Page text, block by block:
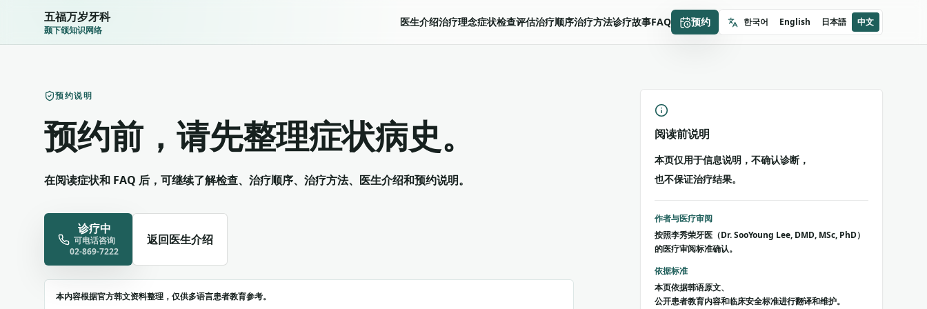
五福万岁牙科
颞下颌知识网络
医生介绍治疗理念症状检查评估治疗顺序治疗方法诊疗故事FAQ 预约 한국어 English 日本語 中文
预约说明
预约前，请先整理症状病史。
在阅读症状和 FAQ 后，可继续了解检查、治疗顺序、治疗方法、医生介绍和预约说明。
诊疗中
可电话咨询
02-869-7222
返回医生介绍
本内容根据官方韩文资料整理，仅供多语言患者教育参考。
阅读前说明
本页仅用于信息说明，不确认诊断，
也不保证治疗结果。
作者与医疗审阅
按照李秀荣牙医（Dr. SooYoung Lee, DMD, MSc, PhD）
的医疗审阅标准确认。
依据标准
本页依据韩语原文、
公开患者教育内容和临床安全标准进行翻译和维护。